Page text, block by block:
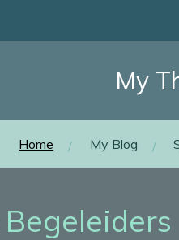
My
Home My Blog